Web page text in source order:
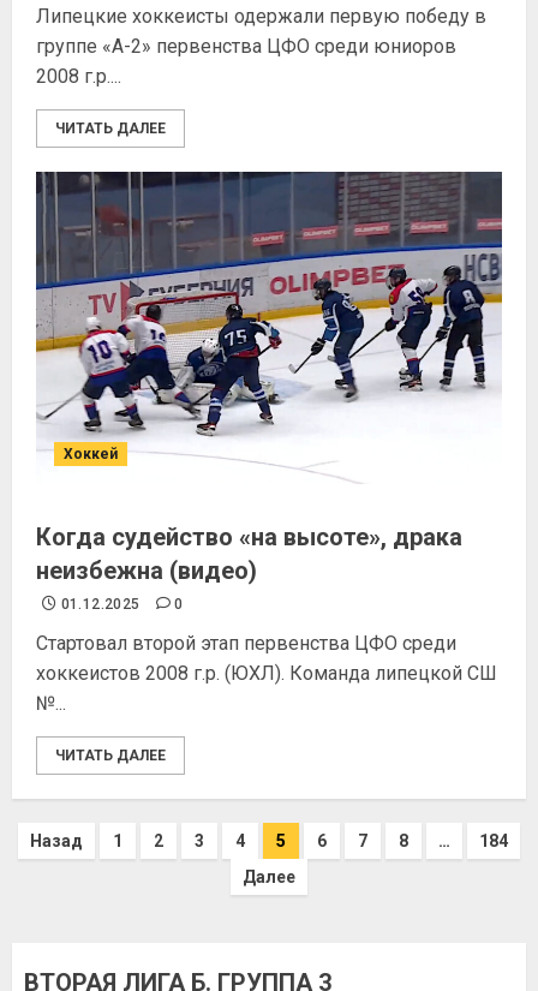
Липецкие хоккеисты одержали первую победу в
группе «А-2» первенства ЦФО среди юниоров
2008 г.р....
ЧИТАТЬ ДАЛЕЕ
Хоккей
Когда судейство «на высоте», драка
неизбежна (видео)
01.12.2025 0
Стартовал второй этап первенства ЦФО среди
хоккеистов 2008 г.р. (ЮХЛ). Команда липецкой СШ
№...
ЧИТАТЬ ДАЛЕЕ
Назад 1 2 3 4 5 6 7 8 …
184
Далее
ВТОРАЯ ЛИГА Б. ГРУППА 3